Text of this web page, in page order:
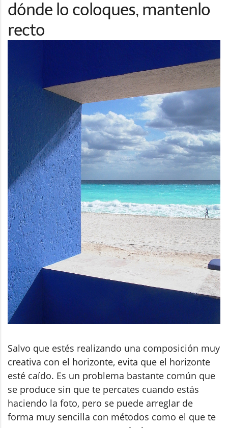
dónde lo coloques, mantenlo
recto
Salvo que estés realizando una composición muy
creativa con el horizonte, evita que el horizonte
esté caído. Es un problema bastante común que
se produce sin que te percates cuando estás
haciendo la foto, pero se puede arreglar de
forma muy sencilla con métodos como el que te